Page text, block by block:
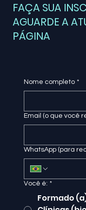
FAÇA SUA
AGUARDE A
PÁGINA
Nome completo *
Email (o que você
WhatsApp (para
Você é: *
Formado